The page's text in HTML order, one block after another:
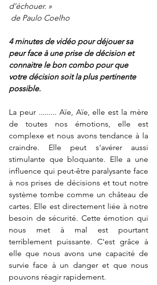
d’échouer. »
de Paulo Coelho
4 minutes de vidéo pour déjouer sa
peur face à une prise de décision et
connaitre le bon combo pour que
votre décision soit la plus pertinente
possible.
La peur ......... Aïe, Aïe, elle est la mère
de toutes nos émotions, elle est
complexe et nous avons tendance à la
craindre. Elle peut s'avérer aussi
stimulante que bloquante. Elle a une
influence qui peut-être paralysante face
à nos prises de décisions et tout notre
système tombe comme un château de
cartes. Elle est directement liée à notre
besoin de sécurité. Cette émotion qui
nous met à mal est pourtant
terriblement puissante. C'est grâce à
elle que nous avons une capacité de
survie face à un danger et que nous
pouvons réagir rapidement.